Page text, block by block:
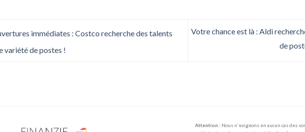
immédiates : Costco recherche des talents
variété de postes !
Votre chance est là : Aldi
de
Attention : Nous n'exigeons en aucun cas des